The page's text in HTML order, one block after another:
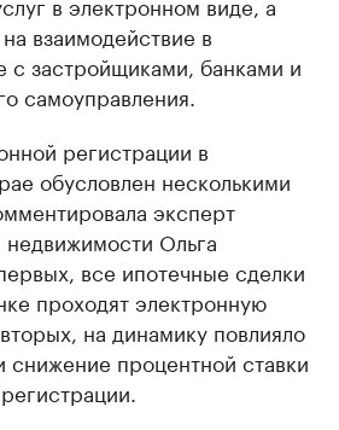
взаимодействие в
с застройщиками, банками и
самоуправления.
регистрации в
обусловлен несколькими
эксперт
недвижимости Ольга
все ипотечные сделки
проходят электронную
на динамику повлияло
снижение процентной ставки